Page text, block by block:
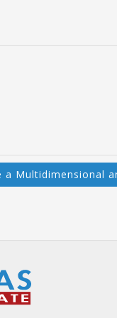
a Multidimensional